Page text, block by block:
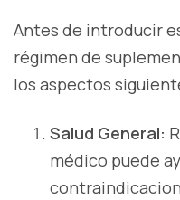
Antes de introducir
régimen de
los aspectos
Salud General:
médico puede